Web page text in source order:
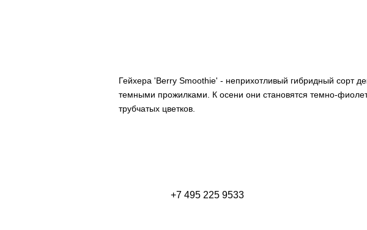
Гейхера 'Berry Smoothie' - неприхотливый гибридный сорт
темными прожилками. К осени они становятся темно-
трубчатых цветков.
+7 495 225 9533